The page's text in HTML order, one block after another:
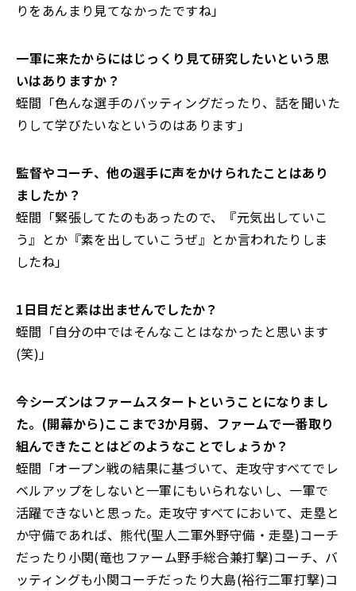
りをあんまり見てなかったですね」
――一軍に来たからにはじっくり見て研究したいという思
いはありますか？
蛭間「色んな選手のバッティングだったり、話を聞いた
りして学びたいなというのはあります」
――監督やコーチ、他の選手に声をかけられたことはあり
ましたか？
蛭間「緊張してたのもあったので、『元気出していこ
う』とか『素を出していこうぜ』とか言われたりしま
したね」
――1日目だと素は出ませんでしたか？
蛭間「自分の中ではそんなことはなかったと思います
(笑)」
――今シーズンはファームスタートということになりまし
た。(開幕から)ここまで3か月弱、ファームで一番取り
組んできたことはどのようなことでしょうか？
蛭間「オープン戦の結果に基づいて、走攻守すべてでレ
ベルアップをしないと一軍にもいられないし、一軍で
活躍できないと思った。走攻守すべてにおいて、走塁と
か守備であれば、熊代(聖人二軍外野守備・走塁)コーチ
だったり小関(竜也ファーム野手総合兼打撃)コーチ、バ
ッティングも小関コーチだったり大島(裕行二軍打撃)コ